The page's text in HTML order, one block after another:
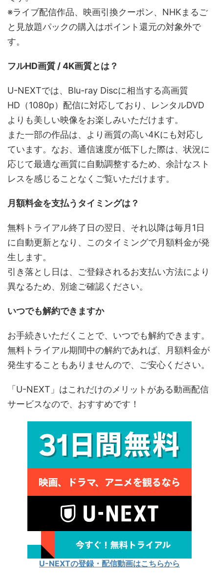
※ライブ配信作品、映画引換クーポン、NHKまるご
と見放題パックの購入はポイント還元の対象外で
す。
フルHD画質 / 4K画質とは？
U-NEXTでは、Blu-ray Discに相当する高画質
HD（1080p）配信に対応しており、レンタルDVD
よりも美しい映像をお楽しみいただけます。
また一部の作品は、より画質の高い4Kにも対応し
ています。なお、通信速度が低下した際は、状況に
応じて最適な画質に自動調整するため、余計なスト
レスを感じることなくご覧いただけます。
月額料金を支払うタイミングは？
無料トライアル終了日の翌日、それ以降は毎月1日
に自動更新となり、このタイミングで月額料金が発
生します。
引き落とし日は、ご登録されるお支払い方法により
異なるため、別途ご確認ください。
いつでも解約できますか
お手続きいただくことで、いつでも解約できます。
無料トライアル期間中の解約であれば、月額料金が
発生することもありませんので、ご安心ください。
「U-NEXT」はこれだけのメリットがある動画配信
サービスなので、おすすめです！
U-NEXTの登録・配信動画はこちらから